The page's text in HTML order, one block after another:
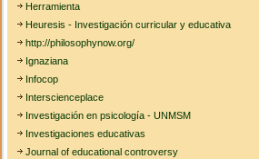
Herramienta
Heuresis - Investigación curricular y educativa
http://philosophynow.org/
Ignaziana
Infocop
Interscienceplace
Investigación en psicología - UNMSM
Investigaciones educativas
Journal of educational controversy